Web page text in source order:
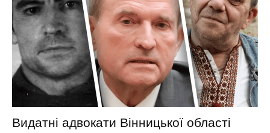
Видатні адвокати Вінницької області